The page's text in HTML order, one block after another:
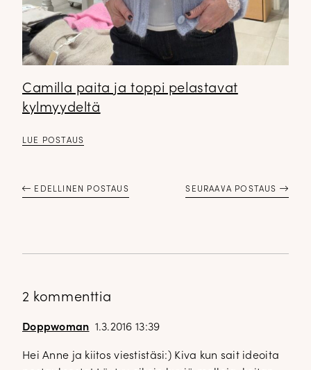
Camilla paita ja toppi pelastavat
kylmyydeltä
LUE POSTAUS
EDELLINEN POSTAUS SEURAAVA POSTAUS
2 kommenttia
Doppwoman 1.3.2016 13:39
Hei Anne ja kiitos viestistäsi:) Kiva kun sait ideoita